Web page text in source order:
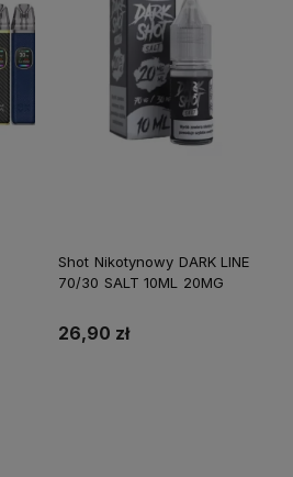
Shot Nikotynowy DARK LINE
70/30 SALT 10ML 20MG
26,90 zł